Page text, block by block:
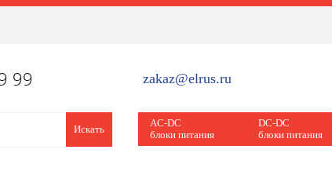
99 zakaz@elrus.ru
Искать
AC-DC
блоки питания
DC-DC
блоки питания